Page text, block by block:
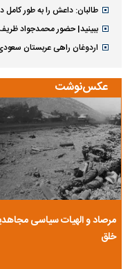
طالبان: داعش را به طور کامل
ببینید| حضور محمدجواد
اردوغان راهی عربستان
عکس‌نوشت
مرصاد و الهیات سیاسی
خلق